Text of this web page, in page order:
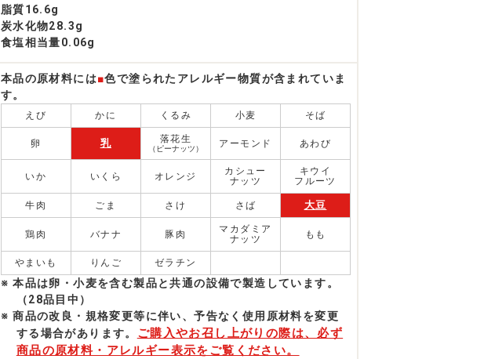
脂質16.6g
炭水化物28.3g
食塩相当量0.06g
本品の原材料には■色で塗られたアレルギー物質が含まれていま
す。
えび かに くるみ 小麦 そば
卵 乳 落花生
（ピーナッツ） アーモンド あわび
いか いくら オレンジ
カシュー
ナッツ
キウイ
フルーツ
牛肉 ごま さけ さば 大豆
鶏肉 バナナ 豚肉
マカダミア
ナッツ
もも
やまいも りんご ゼラチン
本品は卵・小麦を含む製品と共通の設備で製造しています。
（28品目中）
商品の改良・規格変更等に伴い、予告なく使⽤原材料を変更
する場合があります。 ご購入やお召し上がりの際は、必ず
商品の原材料・アレルギー表示をご覧ください。